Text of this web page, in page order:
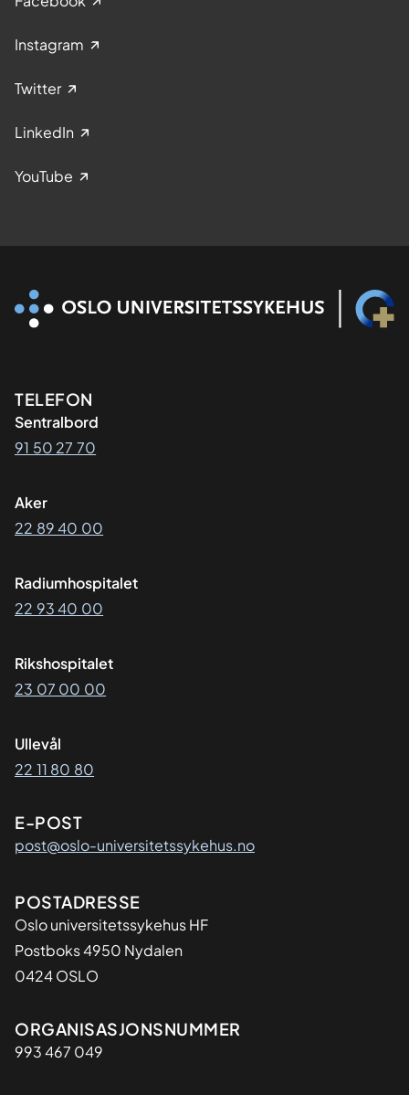
Instagram
Twitter
LinkedIn
YouTube
Kontaktinformasjon
TELEFON
Sentralbord
91 50 27 70
Aker
22 89 40 00
Radiumhospitalet
22 93 40 00
Rikshospitalet
23 07 00 00
Ullevål
22 11 80 80
E-POST
post@oslo-universitetssykehus.no
Adresse
POSTADRESSE
Oslo universitetssykehus HF
Postboks 4950 Nydalen
0424 OSLO
Organisasjon
ORGANISASJONSNUMMER
993 467 049